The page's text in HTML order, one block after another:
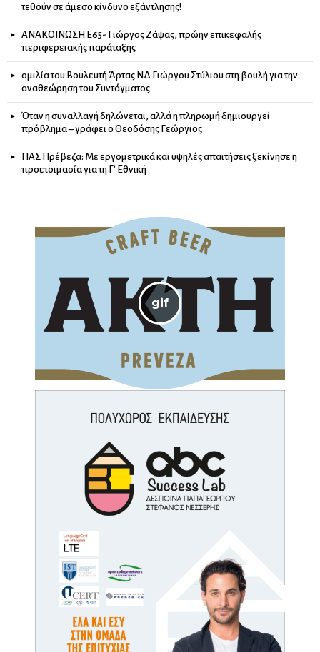
τεθούν σε άμεσο κίνδυνο εξάντλησης!
ΑΝΑΚΟΙΝΩΣΗ Ε65- Γιώργος Ζάψας, πρώην επικεφαλής
περιφερειακής παράταξης
ομιλία του Βουλευτή Άρτας ΝΔ Γιώργου Στύλιου στη βουλή για την
αναθεώρηση του Συντάγματος
Όταν η συναλλαγή δηλώνεται, αλλά η πληρωμή δημιουργεί
πρόβλημα – γράφει ο Θεοδόσης Γεώργιος
ΠΑΣ Πρέβεζα: Με εργομετρικά και υψηλές απαιτήσεις ξεκίνησε η
προετοιμασία για τη Γ’ Εθνική